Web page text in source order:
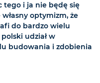
tego i ja nie będę się
optymizm, że
do bardzo wielu
udział w
budowania i zdobienia